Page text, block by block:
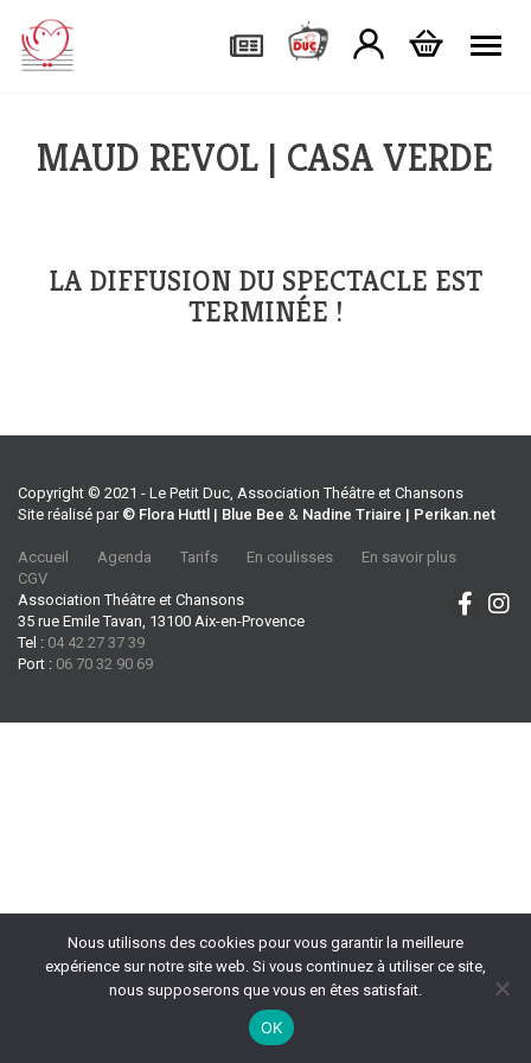
MAUD REVOL | CASA VERDE
LA DIFFUSION DU SPECTACLE EST
TERMINÉE !
Copyright © 2021 - Le Petit Duc, Association Théâtre et Chansons
Site réalisé par © Flora Huttl | Blue Bee & Nadine Triaire | Perikan.net
Accueil Agenda Tarifs En coulisses
En savoir plus
CGV
Association Théâtre et Chansons
35 rue Emile Tavan, 13100 Aix-en-Provence
Tel : 04 42 27 37 39
Port : 06 70 32 90 69
Nous utilisons des cookies pour vous garantir la meilleure
expérience sur notre site web. Si vous continuez à utiliser ce site,
nous supposerons que vous en êtes satisfait.
OK